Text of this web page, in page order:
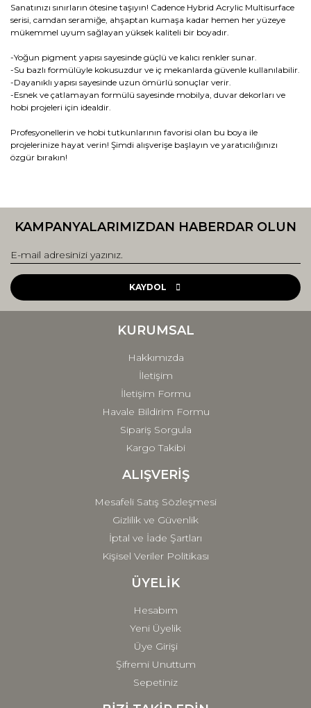
Sanatınızı sınırların ötesine taşıyın! Cadence Hybrid Acrylic Multisurface
serisi, camdan seramiğe, ahşaptan kumaşa kadar hemen her yüzeye
mükemmel uyum sağlayan yüksek kaliteli bir boyadır.
-Yoğun pigment yapısı sayesinde güçlü ve kalıcı renkler sunar.
-Su bazlı formülüyle kokusuzdur ve iç mekanlarda güvenle kullanılabilir.
-Dayanıklı yapısı sayesinde uzun ömürlü sonuçlar verir.
-Esnek ve çatlamayan formülü sayesinde mobilya, duvar dekorları ve
hobi projeleri için idealdir.
Profesyonellerin ve hobi tutkunlarının favorisi olan bu boya ile
projelerinize hayat verin! Şimdi alışverişe başlayın ve yaratıcılığınızı
özgür bırakın!
konularda yetersiz gördüğünüz noktaları öneri formunu
Görüş ve önerileriniz için teşekkür ederiz.
Ürün resmi kalitesiz, bozuk veya görüntülenemiyor.
Ürün açıklamasında eksik bilgiler bulunuyor.
Ürün fiyatı diğer sitelerden daha pahalı.
Gönder
KAMPANYALARIMIZDAN HABERDAR OLUN
KAYDOL
KURUMSAL
Hakkımızda
İletişim
İletişim Formu
Havale Bildirim Formu
Sipariş Sorgula
Kargo Takibi
ALIŞVERİŞ
Mesafeli Satış Sözleşmesi
Gizlilik ve Güvenlik
İptal ve İade Şartları
Kişisel Veriler Politikası
ÜYELİK
Hesabım
Yeni Üyelik
Üye Girişi
Şifremi Unuttum
Sepetiniz